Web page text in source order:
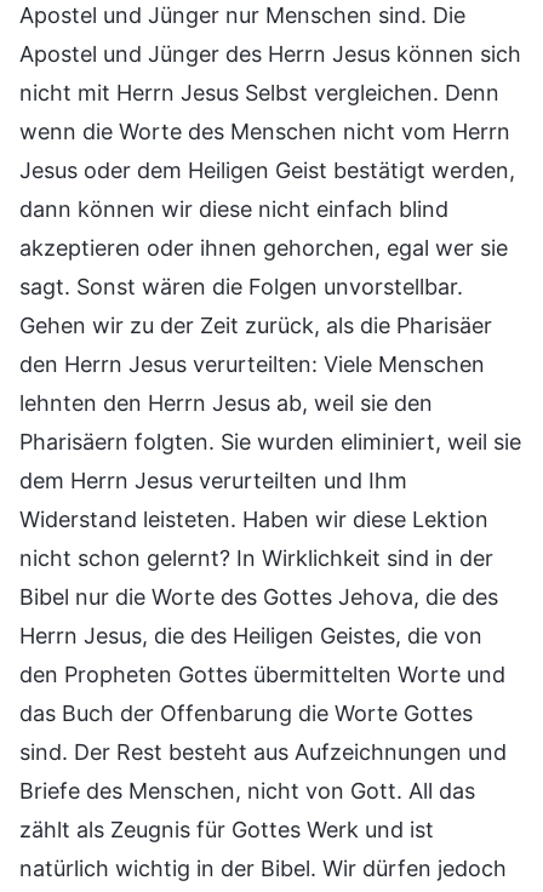
Apostel und Jünger nur Menschen sind. Die
Apostel und Jünger des Herrn Jesus können sich
nicht mit Herrn Jesus Selbst vergleichen. Denn
wenn die Worte des Menschen nicht vom Herrn
Jesus oder dem Heiligen Geist bestätigt werden,
dann können wir diese nicht einfach blind
akzeptieren oder ihnen gehorchen, egal wer sie
sagt. Sonst wären die Folgen unvorstellbar.
Gehen wir zu der Zeit zurück, als die Pharisäer
den Herrn Jesus verurteilten: Viele Menschen
lehnten den Herrn Jesus ab, weil sie den
Pharisäern folgten. Sie wurden eliminiert, weil sie
dem Herrn Jesus verurteilten und Ihm
Widerstand leisteten. Haben wir diese Lektion
nicht schon gelernt? In Wirklichkeit sind in der
Bibel nur die Worte des Gottes Jehova, die des
Herrn Jesus, die des Heiligen Geistes, die von
den Propheten Gottes übermittelten Worte und
das Buch der Offenbarung die Worte Gottes
sind. Der Rest besteht aus Aufzeichnungen und
Briefe des Menschen, nicht von Gott. All das
zählt als Zeugnis für Gottes Werk und ist
natürlich wichtig in der Bibel. Wir dürfen jedoch